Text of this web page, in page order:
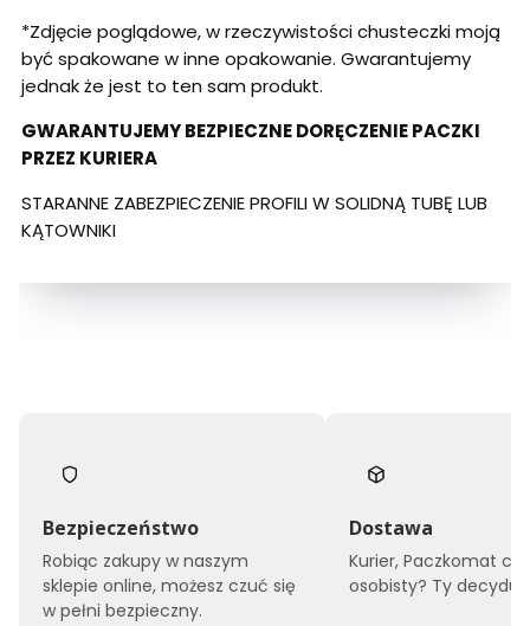
*Zdjęcie poglądowe, w rzeczywistości chusteczki moją
być spakowane w inne opakowanie. Gwarantujemy
jednak że jest to ten sam produkt.
GWARANTUJEMY BEZPIECZNE DORĘCZENIE PACZKI
PRZEZ KURIERA
STARANNE ZABEZPIECZENIE PROFILI W SOLIDNĄ TUBĘ LUB
KĄTOWNIKI
Bezpieczeństwo
Robiąc zakupy w naszym
sklepie online, możesz czuć się
w pełni bezpieczny.
Dostawa
Kurier, Paczkomat
osobisty? Ty